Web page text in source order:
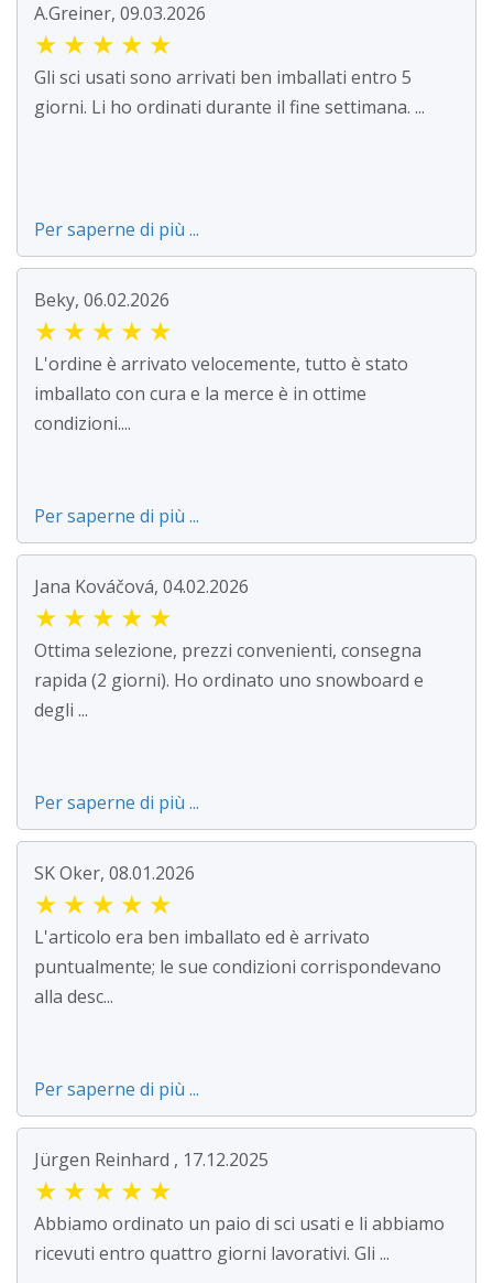
A.Greiner, 09.03.2026
★ ★ ★ ★ ★
Gli sci usati sono arrivati ben imballati entro 5
giorni. Li ho ordinati durante il fine settimana. ...
Per saperne di più ...
Beky, 06.02.2026
★ ★ ★ ★ ★
L'ordine è arrivato velocemente, tutto è stato
imballato con cura e la merce è in ottime
condizioni....
Per saperne di più ...
Jana Kováčová, 04.02.2026
★ ★ ★ ★ ★
Ottima selezione, prezzi convenienti, consegna
rapida (2 giorni). Ho ordinato uno snowboard e
degli ...
Per saperne di più ...
SK Oker, 08.01.2026
★ ★ ★ ★ ★
L'articolo era ben imballato ed è arrivato
puntualmente; le sue condizioni corrispondevano
alla desc...
Per saperne di più ...
Jürgen Reinhard , 17.12.2025
★ ★ ★ ★ ★
Abbiamo ordinato un paio di sci usati e li abbiamo
ricevuti entro quattro giorni lavorativi. Gli ...